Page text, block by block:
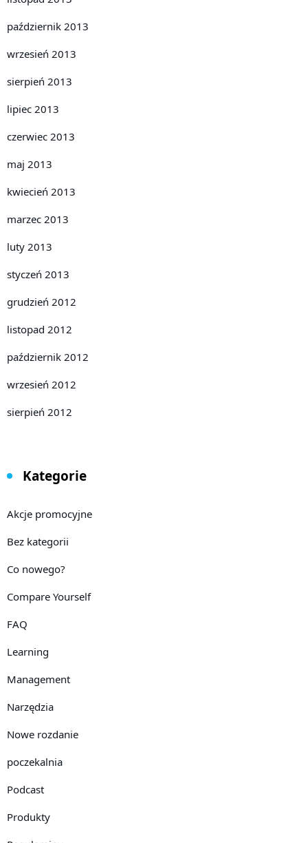
październik 2013
wrzesień 2013
sierpień 2013
lipiec 2013
czerwiec 2013
maj 2013
kwiecień 2013
marzec 2013
luty 2013
styczeń 2013
grudzień 2012
listopad 2012
październik 2012
wrzesień 2012
sierpień 2012
Kategorie
Akcje promocyjne
Bez kategorii
Co nowego?
Compare Yourself
FAQ
Learning
Management
Narzędzia
Nowe rozdanie
poczekalnia
Podcast
Produkty